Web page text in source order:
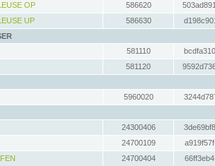
OP
586620
UP
586630
581110
581120
5960020
24300406
24700109
24700404